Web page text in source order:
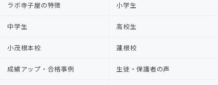
ラボ寺子屋の特徴 小学生
中学生 高校生
小茂根本校 蓮根校
成績アップ・合格事例 生徒・保護者の声